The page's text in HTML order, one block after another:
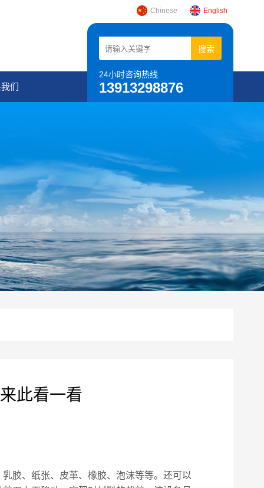
Chinese English
24小时咨询热线
13913298876
们
此看一看
胶、纸张、皮革、橡胶、泡沫等等。还可以